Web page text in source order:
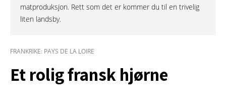
matproduksjon. Rett som det er kommer du til en trivelig
liten landsby.
FRANKRIKE: PAYS DE LA LOIRE
Et rolig fransk hjørne